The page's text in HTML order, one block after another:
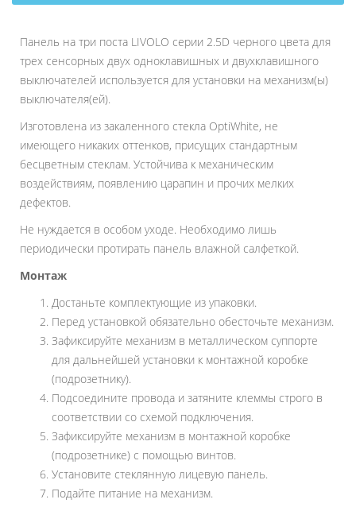
Панель на три поста LIVOLO серии 2.5D черного цвета для
трех сенсорных двух одноклавишных и двухклавишного
выключателей используется для установки на механизм(ы)
выключателя(ей).
Изготовлена из закаленного стекла OptiWhite, не
имеющего никаких оттенков, присущих стандартным
бесцветным стеклам. Устойчива к механическим
воздействиям, появлению царапин и прочих мелких
дефектов.
Не нуждается в особом уходе. Необходимо лишь
периодически протирать панель влажной салфеткой.
Монтаж
Достаньте комплектующие из упаковки.
Перед установкой обязательно обесточьте механизм.
Зафиксируйте механизм в металлическом суппорте
для дальнейшей установки к монтажной коробке
(подрозетнику).
Подсоедините провода и затяните клеммы строго в
соответствии со схемой подключения.
Зафиксируйте механизм в монтажной коробке
(подрозетнике) с помощью винтов.
Установите стеклянную лицевую панель.
Подайте питание на механизм.